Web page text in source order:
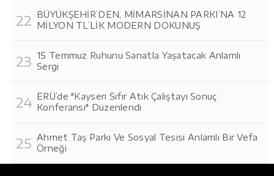
BÜYÜKŞEHİR’DEN, MİMARSİNAN PARKI’NA 12
MİLYON TL’LİK MODERN DOKUNUŞ
15 Temmuz Ruhunu Sanatla Yaşatacak Anlamlı
Sergi
ERÜ’de "Kayseri Sıfır Atık Çalıştayı Sonuç
Konferansı" Düzenlendi
Ahmet Taş Parkı Ve Sosyal Tesisi Anlamlı Bir Vefa
Örneği